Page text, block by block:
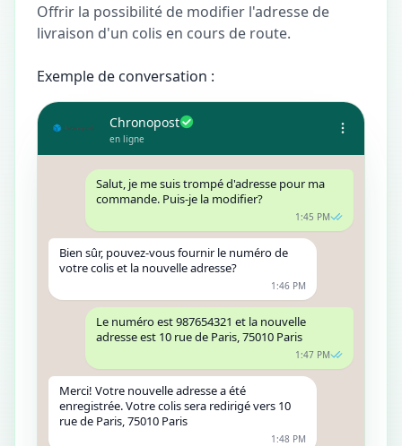
Offrir la possibilité de modifier l'adresse de
livraison d'un colis en cours de route.
Exemple de conversation :
Chronopost
en ligne
Salut, je me suis trompé d'adresse pour ma
commande. Puis-je la modifier?
1:45 PM
Bien sûr, pouvez-vous fournir le numéro de
votre colis et la nouvelle adresse?
1:46 PM
Le numéro est 987654321 et la nouvelle
adresse est 10 rue de Paris, 75010 Paris
1:47 PM
Merci! Votre nouvelle adresse a été
enregistrée. Votre colis sera redirigé vers 10
rue de Paris, 75010 Paris
1:48 PM